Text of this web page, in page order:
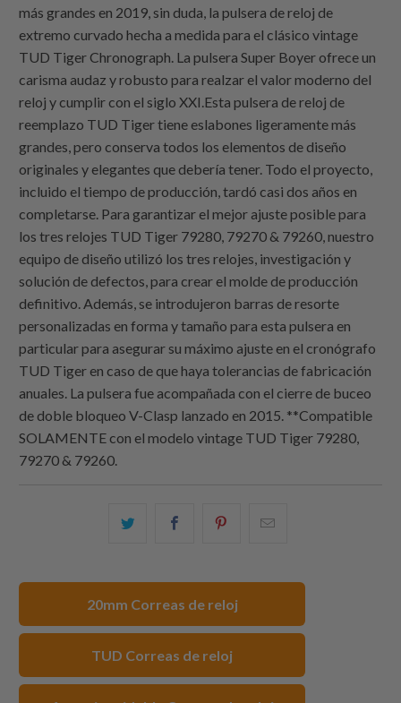
más grandes en 2019, sin duda, la pulsera de reloj de
extremo curvado hecha a medida para el clásico vintage
TUD Tiger Chronograph. La pulsera Super Boyer ofrece un
carisma audaz y robusto para realzar el valor moderno del
reloj y cumplir con el siglo XXI.Esta pulsera de reloj de
reemplazo TUD Tiger tiene eslabones ligeramente más
grandes, pero conserva todos los elementos de diseño
originales y elegantes que debería tener. Todo el proyecto,
incluido el tiempo de producción, tardó casi dos años en
completarse. Para garantizar el mejor ajuste posible para
los tres relojes TUD Tiger 79280, 79270 & 79260, nuestro
equipo de diseño utilizó los tres relojes, investigación y
solución de defectos, para crear el molde de producción
definitivo. Además, se introdujeron barras de resorte
personalizadas en forma y tamaño para esta pulsera en
particular para asegurar su máximo ajuste en el cronógrafo
TUD Tiger en caso de que haya tolerancias de fabricación
anuales. La pulsera fue acompañada con el cierre de buceo
de doble bloqueo V-Clasp lanzado en 2015. **Compatible
SOLAMENTE con el modelo vintage TUD Tiger 79280,
79270 & 79260.
ComparteComparteCompartir
20mm Correas de reloj
TUD Correas de reloj